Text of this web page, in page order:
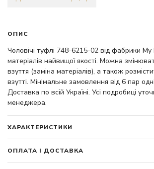
ОПИС
Чоловічі туфлі 748-6215-02 від фабрики My
матеріалів найвищої якості. Можна
взуття (заміна матеріалів), а також
взутті. Мінімальне замовлення від 6 пар
Доставка по всій Україні. Усі подробиці
менеджера.
ХАРАКТЕРИСТИКИ
ОПЛАТА І ДОСТАВКА